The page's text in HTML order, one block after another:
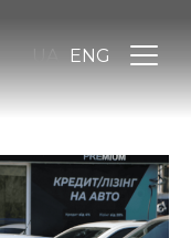
ENG